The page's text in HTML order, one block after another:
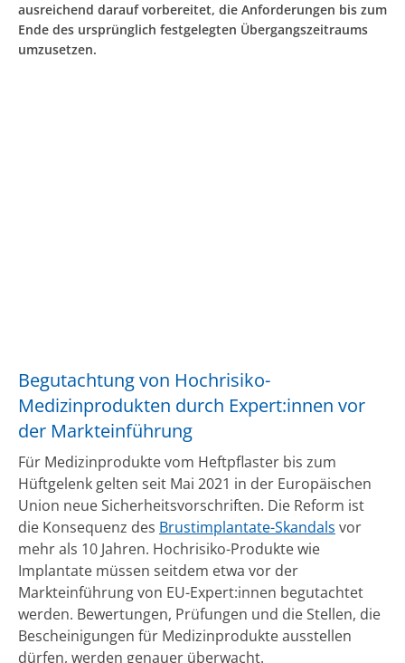
ausreichend darauf vorbereitet, die Anforderungen bis zum
Ende des ursprünglich festgelegten Übergangszeitraums
umzusetzen.
Begutachtung von Hochrisiko-
Medizinprodukten durch Expert:innen vor
der Markteinführung
Für Medizinprodukte vom Heftpflaster bis zum
Hüftgelenk gelten seit Mai 2021 in der Europäischen
Union neue Sicherheitsvorschriften. Die Reform ist
die Konsequenz des Brustimplantate-Skandals vor
mehr als 10 Jahren. Hochrisiko-Produkte wie
Implantate müssen seitdem etwa vor der
Markteinführung von EU-Expert:innen begutachtet
werden. Bewertungen, Prüfungen und die Stellen, die
Bescheinigungen für Medizinprodukte ausstellen
dürfen, werden genauer überwacht.